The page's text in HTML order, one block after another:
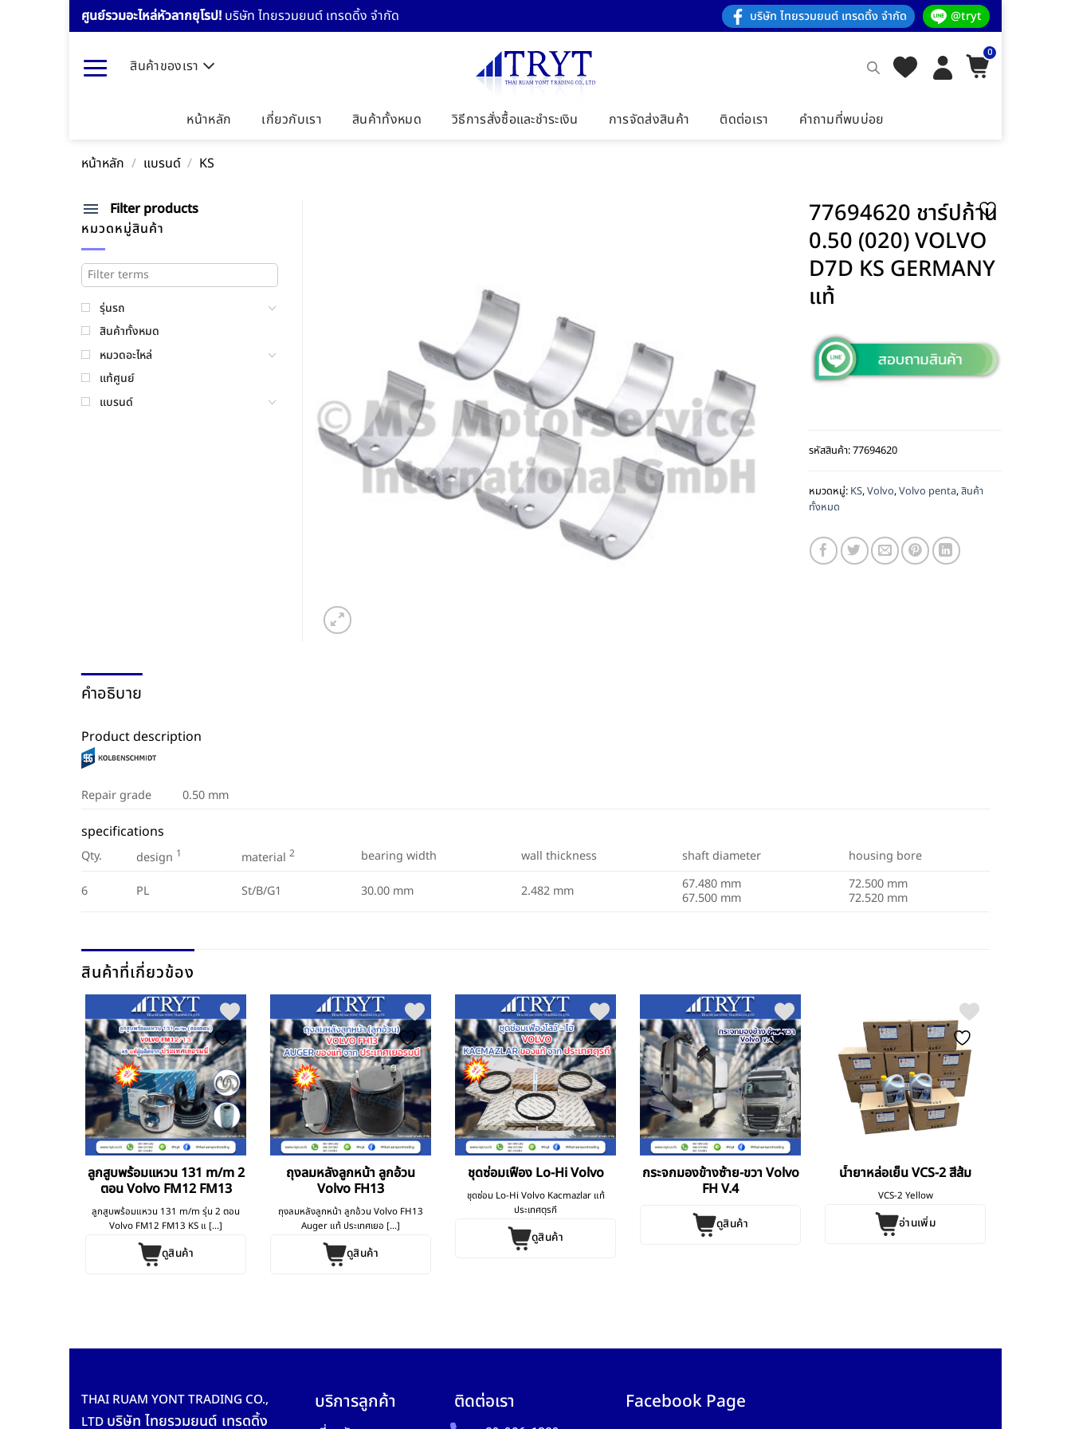
Skip
to
ศูนย์รวมอะไหล่หัวลากยุโรป! บริษัท ไทยรวมยนต์ เทรดดิ้ง จำกัด บริษัท ไทยรวมยนต์ เทรดดิ้ง จำกัด @tryt
สินค้าของเรา
0
หน้าหลัก เกี่ยวกับเรา สินค้าทั้งหมด วิธีการสั่งซื้อและชำระเงิน การจัดส่งสินค้า ติดต่อเรา คำถามที่พบบ่อย
หน้าหลัก / แบรนด์ / KS
77694620 ชาร์ปก้าน
0.50 (020) VOLVO
D7D KS GERMANY
แท้
รหัสสินค้า:77694620
หมวดหมู่: KS,Volvo,Volvo penta,สินค้า
ทั้งหมด
Filter products
หมวดหมู่สินค้า
รุ่นรถ
สินค้าทั้งหมด
หมวดอะไหล่
แท้ศูนย์
แบรนด์
คำอธิบาย
Product description
Repair grade 0.50 mm
specifications
Qty. design 1 material2 bearing width wall thickness shaft diameter housing bore
6 PL St/B/G1 30.00 mm 2.482 mm
67.480 mm
67.500 mm
72.500 mm
72.520 mm
สินค้าที่เกี่ยวข้อง
ลูกสูบพร้อมแหวน 131 m/m 2
ตอน Volvo FM12 FM13
ลูกสูบพร้อมแหวน 131 m/m รุ่น 2 ตอน
Volvo FM12 FM13 KS แ [...]
ดูสินค้า
ถุงลมหลังลูกหน้า ลูกอ้วน
Volvo FH13
ถุงลมหลังลูกหน้า ลูกอ้วน Volvo FH13
Auger แท้ ประเทศเยอ [...]
ดูสินค้า
ชุดซ่อมเฟือง Lo-Hi Volvo
ชุดซ่อม Lo-Hi Volvo Kacmazlar แท้
ประเทศตุรกี
ดูสินค้า
กระจกมองข้างซ้าย-ขวา Volvo
FH V.4
ดูสินค้า
น้ำยาหล่อเย็น VCS-2 สีส้ม
VCS-2 Yellow
อ่านเพิ่ม
THAI RUAM YONT TRADING CO.,
LTD บริษัท ไทยรวมยนต์ เทรดดิ้ง
บริการลูกค้า ติดต่อเรา Facebook Page